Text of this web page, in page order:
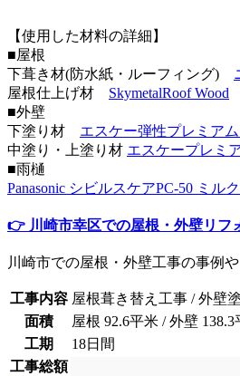
【使用した材料の詳細】
■屋根
下葺き材(防水紙・ルーフィング)
屋根仕上げ材 SkymetalRoof Wood
■外壁
下塗り材 エスケー弾性プレミア
中塗り・上塗り材 エスケープレミ
■雨樋
Panasonic シビルスケアPC-50 ミル
👉 川崎市幸区での屋根・外壁リフ
川崎市での屋根・外壁工事の事例
工事内容 屋根葺き替え工事 / 外壁
面積
屋根 92.6平米 / 外壁
工期
18日間
工事総額